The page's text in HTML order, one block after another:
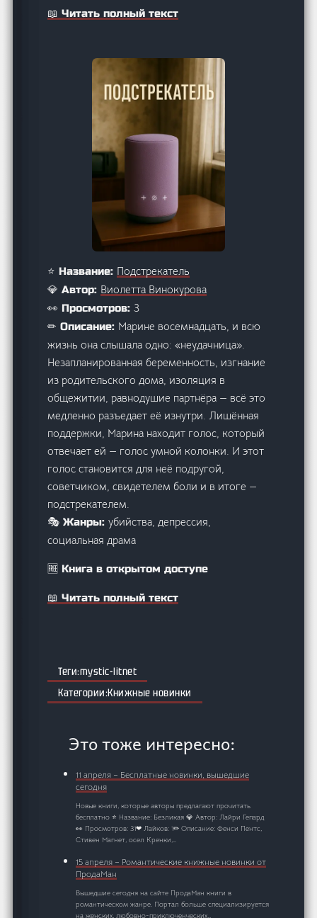
📖 Читать полный текст
⭐ Название: Подстрекатель
💎 Автор: Виолетта Винокурова
👀 Просмотров:3
✏ Описание: Марине восемнадцать, и всю
жизнь она слышала одно: «неудачница».
Незапланированная беременность, изгнание
из родительского дома, изоляция в
общежитии, равнодушие партнёра — всё это
медленно разъедает её изнутри. Лишённая
поддержки, Марина находит голос, который
отвечает ей — голос умной колонки. И этот
голос становится для неё подругой,
советчиком, свидетелем боли и в итоге —
подстрекателем.
🎭 Жанры:убийства, депрессия,
социальная драма
🆓 Книга в открытом доступе
📖 Читать полный текст
mystic-litnet
Книжные новинки
Это тоже интересно:
11 апреля – Бесплатные новинки, вышедшие
сегодня
Новые книги, которые авторы предлагают прочитать
бесплатно ⭐ Название: Безликая 💎 Автор: Лайри Гепард
👀 Просмотров: 31❤ Лайков: 1✏ Описание: Фенси Пентс,
Стивен Магнет, осел Кренки,…
15 апреля – Романтические книжные новинки от
ПродаМан
Вышедшие сегодня на сайте ПродаМан книги в
романтическом жанре. Портал больше специализируется
на женских, любовно-приключенческих…